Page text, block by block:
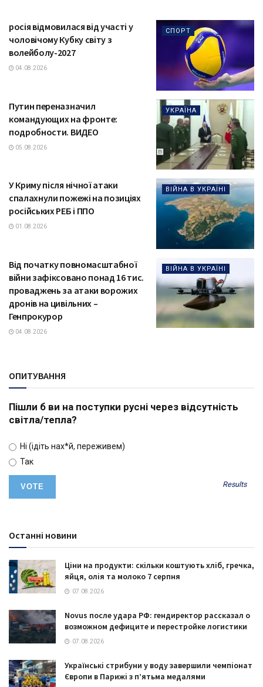
СПОРТ
росія відмовилася від участі у
чоловічому Кубку світу з
волейболу-2027
04.08.2026
УКРАЇНА
Путин переназначил
командующих на фронте:
подробности. ВИДЕО
05.08.2026
ВІЙНА В УКРАЇНІ
У Криму після нічної атаки
спалахнули пожежі на позиціях
російських РЕБ і ППО
01.08.2026
ВІЙНА В УКРАЇНІ
Від початку повномасштабної
війни зафіксовано понад 16 тис.
проваджень за атаки ворожих
дронів на цивільних –
Генпрокурор
04.08.2026
ОПИТУВАННЯ
Пішли б ви на поступки русні через відсутність
світла/тепла?
Ні (ідіть нах*й, переживем)
Так
Results
Останні новини
Ціни на продукти: скільки коштують хліб, гречка,
яйця, олія та молоко 7 серпня
07.08.2026
Novus после удара РФ: гендиректор рассказал о
возможном дефиците и перестройке логистики
07.08.2026
Українські стрибуни у воду завершили чемпіонат
Європи в Парижі з п’ятьма медалями